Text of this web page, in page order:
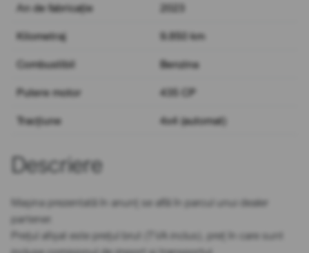
An de fabricație 2023
Kilometraj 9.850 km
Combustibil Benzina
Putere motor 435 CP
Tracțiune 4x4 (automat)
Descriere
Mașina prezentată în anunț se află în parcul unui dealer
partener.
Prețul afișat este prețul brut (TVA inclus), preț în care sunt